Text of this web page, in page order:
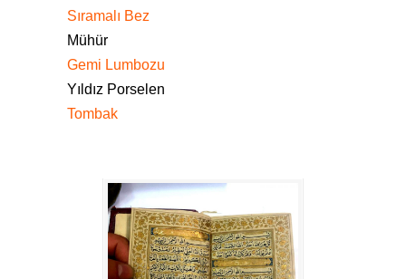
Sıramalı Bez
Mühür
Gemi Lumbozu
Yıldız Porselen
Tombak